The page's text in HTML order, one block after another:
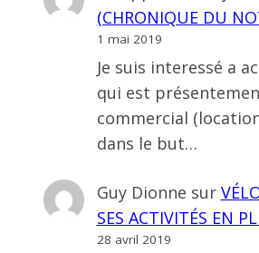
(CHRONIQUE DU
1 mai 2019
Je suis interessé a
qui est
commercial
dans le but…
Guy Dionne sur
SES ACTIVITÉS EN
28 avril 2019